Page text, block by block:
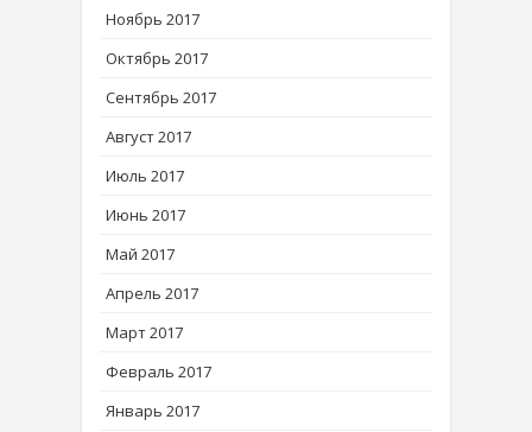
Ноябрь 2017
Октябрь 2017
Сентябрь 2017
Август 2017
Июль 2017
Июнь 2017
Май 2017
Апрель 2017
Март 2017
Февраль 2017
Январь 2017